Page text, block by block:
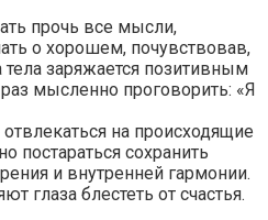
прочь все мысли,
о хорошем, почувствовав,
тела заряжается позитивным
мысленно проговорить: «Я
на происходящие
постараться сохранить
и внутренней гармонии.
глаза блестеть от счастья.